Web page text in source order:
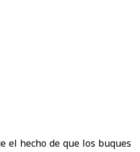
el hecho de que los buques